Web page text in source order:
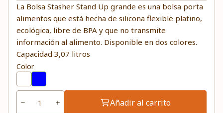
La Bolsa Stasher Stand Up grande es una bolsa porta
alimentos que está hecha de silicona flexible platino,
ecológica, libre de BPA y que no transmite
información al alimento. Disponible en dos colores.
Capacidad 3,07 litros
Color
Añadir al carrito